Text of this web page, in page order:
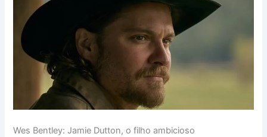
Wes Bentley: Jamie Dutton, o filho ambicioso